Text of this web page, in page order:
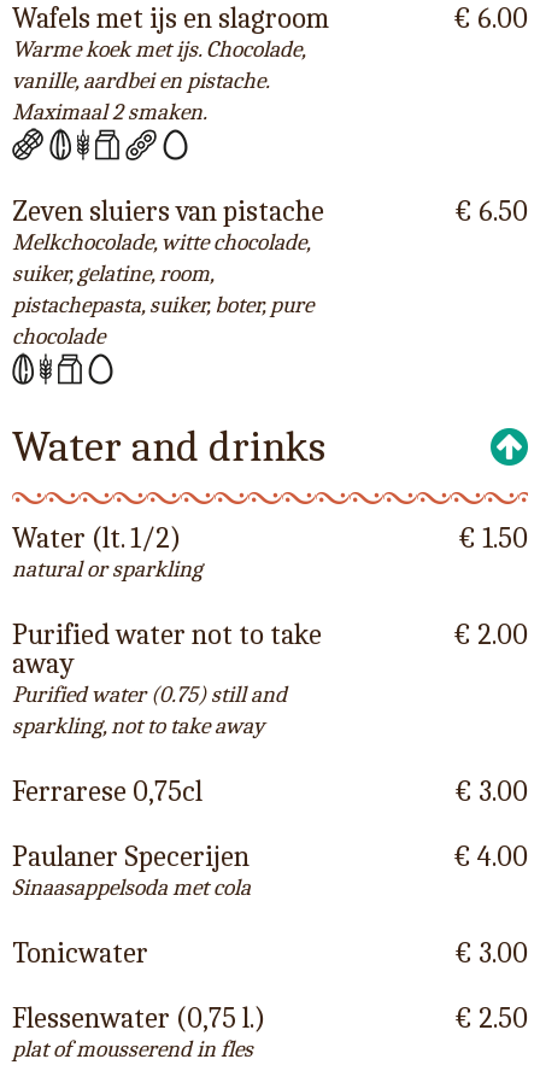
Wafels met ijs en slagroom
Warme koek met ijs. Chocolade,
vanille, aardbei en pistache.
Maximaal 2 smaken.
€ 6.00
Zeven sluiers van pistache
Melkchocolade, witte chocolade,
suiker, gelatine, room,
pistachepasta, suiker, boter, pure
chocolade
€ 6.50
Water and drinks
Water (lt. 1/2)
natural or sparkling
€ 1.50
Purified water not to take
away
Purified water (0.75) still and
sparkling, not to take away
€ 2.00
Ferrarese 0,75cl
€ 3.00
Paulaner Specerijen
Sinaasappelsoda met cola
€ 4.00
Tonicwater
€ 3.00
Flessenwater (0,75 l.)
plat of mousserend in fles
€ 2.50